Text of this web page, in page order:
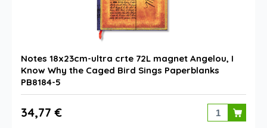
Notes 18x23cm-ultra crte 72L magnet Angelou, I
Know Why the Caged Bird Sings Paperblanks
PB8184-5
34,77 €